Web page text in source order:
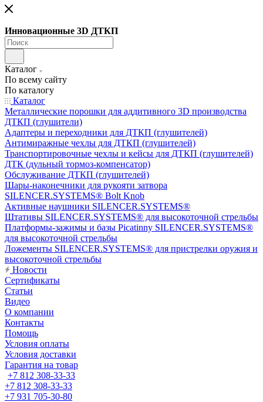
Инновационные 3D ДТКП
Каталог
По всему сайту
По каталогу
Каталог
Металлические порошки для аддитивного 3D производства
ДТКП (глушители)
Адаптеры и переходники для ДТКП (глушителей)
Антимиражные чехлы для ДТКП (глушителей)
Транспортировочные чехлы и кейсы для ДТКП (глушителей)
ДТК (дульный тормоз-компенсатор)
Обслуживание ДТКП (глушителей)
Шары-наконечники для рукояти затвора
SILENCER.SYSTEMS® Bolt Knob
Активные наушники SILENCER.SYSTEMS®
Штативы SILENCER.SYSTEMS® для высокоточной стрельбы
Платформы-зажимы и базы Picatinny SILENCER.SYSTEMS®
для высокоточной стрельбы
Ложементы SILENCER.SYSTEMS® для пристрелки оружия и
высокоточной стрельбы
Новости
Сертификаты
Статьи
Видео
О компании
Контакты
Помощь
Условия оплаты
Условия доставки
Гарантия на товар
+7 812 308-33-33
+7 812 308-33-33
+7 931 705-30-80